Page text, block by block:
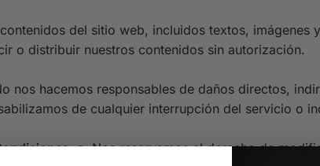
del sitio web, incluidos textos,
o distribuir nuestros contenidos sin autorización.
nos hacemos responsables de daños directos,
de cualquier interrupción del servicio o
a. Nos reservamos el derecho de